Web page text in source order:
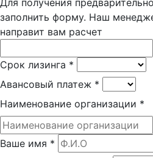
Для получения
заполнить форму. Наш
направит вам расчет
Срок лизинга *
Авансовый платеж *
Наименование организации *
Ваше имя *